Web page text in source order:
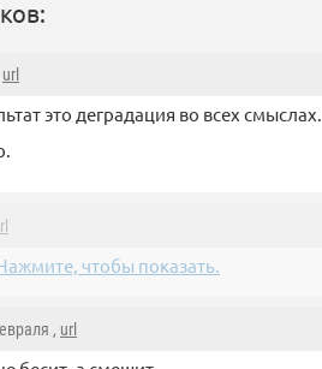
url
это деградация во всех смыслах.
чтобы показать.
, url